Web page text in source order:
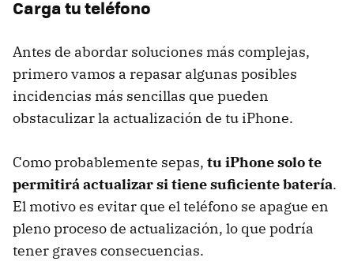
Carga tu teléfono
Antes de abordar soluciones más complejas,
primero vamos a repasar algunas posibles
incidencias más sencillas que pueden
obstaculizar la actualización de tu iPhone.
Como probablemente sepas, tu iPhone solo te
permitirá actualizar si tiene suficiente batería.
El motivo es evitar que el teléfono se apague en
pleno proceso de actualización, lo que podría
tener graves consecuencias.